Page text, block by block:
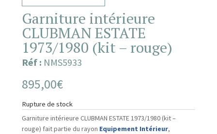
Garniture intérieure
CLUBMAN ESTATE
1973/1980 (kit – rouge)
Réf : NMS5933
895,00€
Rupture de stock
Garniture intérieure CLUBMAN ESTATE 1973/1980 (kit –
rouge) fait partie du rayon Equipement Intérieur,